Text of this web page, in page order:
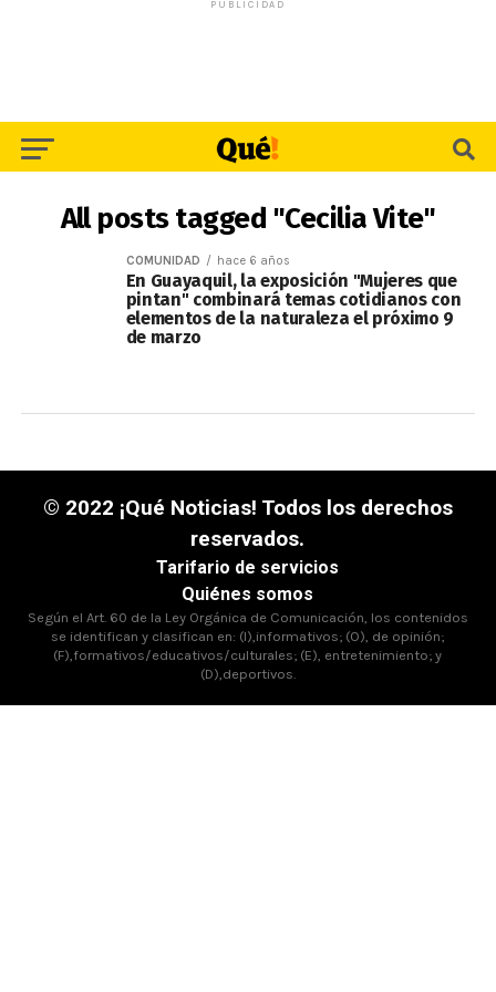
PUBLICIDAD
All posts tagged "Cecilia Vite"
COMUNIDAD hace 6 años
En Guayaquil, la exposición "Mujeres que
pintan" combinará temas cotidianos con
elementos de la naturaleza el próximo 9
de marzo
© 2022 ¡Qué Noticias! Todos los derechos
reservados.
Tarifario de servicios
Quiénes somos
Según el Art. 60 de la Ley Orgánica de Comunicación, los contenidos
se identifican y clasifican en: (I),informativos; (O), de opinión;
(F),formativos/educativos/culturales; (E), entretenimiento; y
(D),deportivos.